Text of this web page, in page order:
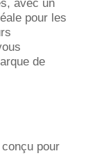
avec un
pour les
de
pour